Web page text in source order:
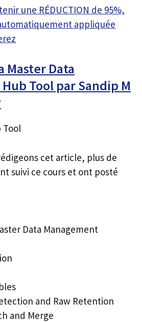
une RÉDUCTION de 95%,
appliquée
Data
Tool par Sandip M
Tool
cet article, plus de
suivi ce cours et ont posté
Data Management
and Raw Retention
and Merge